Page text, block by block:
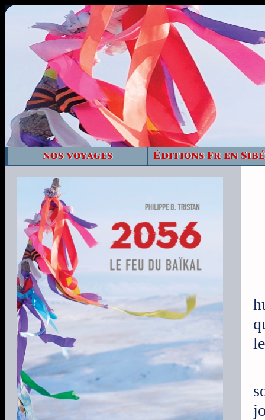
nos voyages Éditions Fr en